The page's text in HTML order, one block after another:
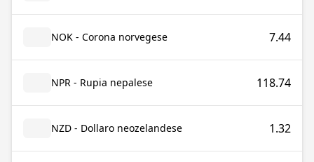
NOK - Corona norvegese 7.44
NPR - Rupia nepalese 118.74
NZD - Dollaro neozelandese 1.32